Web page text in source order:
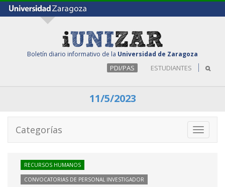
Boletín diario informativo de la Universidad de Zaragoza
PDI/PAS ESTUDIANTES
11/5/2023
Toggle
Categorías
RECURSOS HUMANOS
CONVOCATORIAS DE PERSONAL INVESTIGADOR